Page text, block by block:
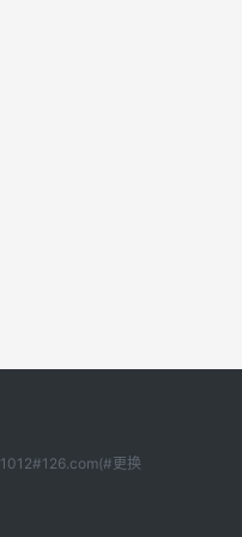
更换